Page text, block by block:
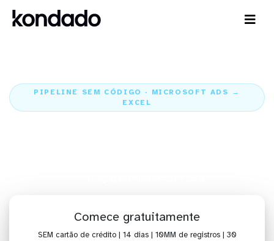
PIPELINE SEM CÓDIGO · MICROSOFT ADS →
EXCEL
Comece gratuitamente
SEM cartão de crédito | 14 dias | 10MM de registros | 30